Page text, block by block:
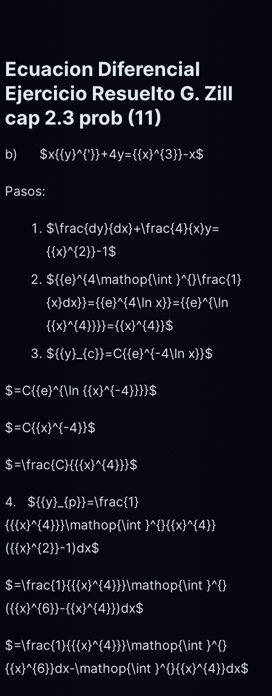
Ecuacion Diferencial
Ejercicio Resuelto G. Zill
cap 2.3 prob (11)
b) $x{{y}^{'}}+4y={{x}^{3}}-x$
Pasos:
$\frac{dy}{dx}+\frac{4}{x}y=
{{x}^{2}}-1$
${{e}^{4\mathop{\int }^{}\frac{1}
{x}dx}}={{e}^{4\ln x}}={{e}^{\ln
{{x}^{4}}}}={{x}^{4}}$
${{y}_{c}}=C{{e}^{-4\ln x}}$
$=C{{e}^{\ln {{x}^{-4}}}}$
$=C{{x}^{-4}}$
$=\frac{C}{{{x}^{4}}}$
4. ${{y}_{p}}=\frac{1}
{{{x}^{4}}}\mathop{\int }^{}{{x}^{4}}
({{x}^{2}}-1)dx$
$=\frac{1}{{{x}^{4}}}\mathop{\int }^{}
({{x}^{6}}-{{x}^{4}})dx$
$=\frac{1}{{{x}^{4}}}\mathop{\int }^{}
{{x}^{6}}dx-\mathop{\int }^{}{{x}^{4}}dx$